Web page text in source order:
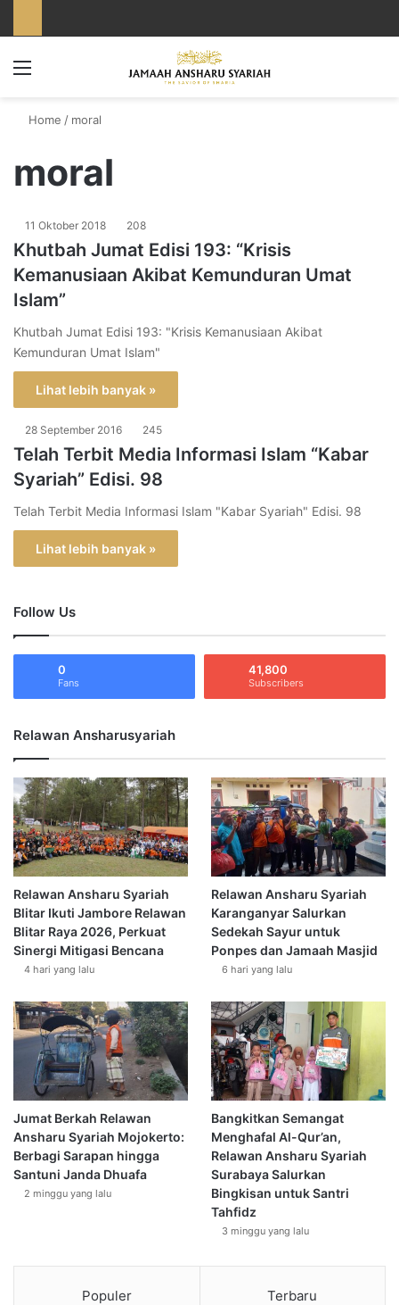
Home / moral
moral
11 Oktober 2018 208
Khutbah Jumat Edisi 193: “Krisis
Kemanusiaan Akibat Kemunduran Umat
Islam”
Khutbah Jumat Edisi 193: "Krisis Kemanusiaan Akibat
Kemunduran Umat Islam"
Lihat lebih banyak »
28 September 2016 245
Telah Terbit Media Informasi Islam “Kabar
Syariah” Edisi. 98
Telah Terbit Media Informasi Islam "Kabar Syariah" Edisi. 98
Lihat lebih banyak »
Follow Us
0
Fans
41,800
Subscribers
Relawan Ansharusyariah
Relawan Ansharu Syariah
Blitar Ikuti Jambore Relawan
Blitar Raya 2026, Perkuat
Sinergi Mitigasi Bencana
4 hari yang lalu
Relawan Ansharu Syariah
Karanganyar Salurkan
Sedekah Sayur untuk
Ponpes dan Jamaah Masjid
6 hari yang lalu
Jumat Berkah Relawan
Ansharu Syariah Mojokerto:
Berbagi Sarapan hingga
Santuni Janda Dhuafa
2 minggu yang lalu
Bangkitkan Semangat
Menghafal Al-Qur’an,
Relawan Ansharu Syariah
Surabaya Salurkan
Bingkisan untuk Santri
Tahfidz
3 minggu yang lalu
Populer Terbaru